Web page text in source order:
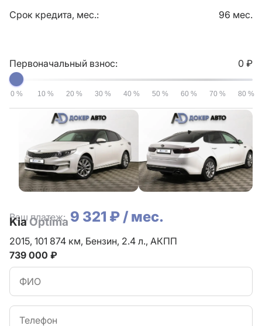
Срок кредита, мес.: 96 мес.
Первоначальный взнос: 0 ₽
0 % 10 % 20 % 30 % 40 % 50 % 60 % 70 % 80 %
Ваш платеж: 9 321 ₽ / мес.
KiaOptima
2015, 101 874 км, Бензин, 2.4 л., АКПП
739 000 ₽